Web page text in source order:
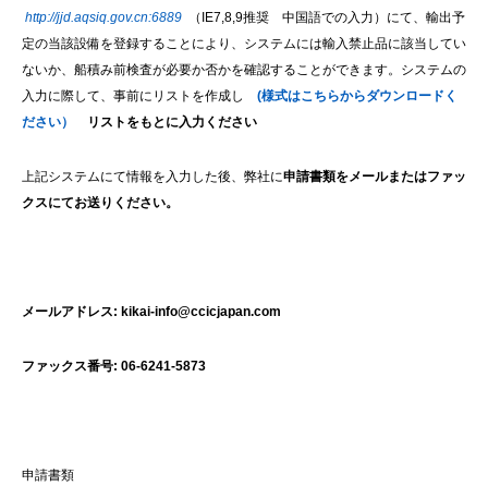
http://jjd.aqsiq.gov.cn:6889
（IE7,8,9推奨 中国語での入力）にて、輸出予
定の当該設備を登録することにより、システムには輸入禁止品に該当してい
ないか、船積み前検査が必要か否かを確認することができます。システムの
入力に際して、事前にリストを作成し (様式はこちらからダウンロードく
ださい）
リストをもとに入力ください
上記システムにて情報を入力した後、弊社に申請書類をメールまたはファッ
クスにてお送りください。
メールアドレス: kikai-info@ccicjapan.com
ファックス番号: 06-6241-5873
申請書類